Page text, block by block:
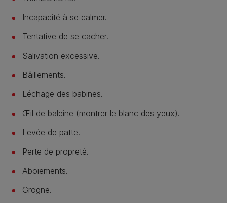
Incapacité à se calmer.
Tentative de se cacher.
Salivation excessive.
Bâillements.
Léchage des babines.
Œil de baleine (montrer le blanc des yeux).
Levée de patte.
Perte de propreté.
Aboiements.
Grogne.